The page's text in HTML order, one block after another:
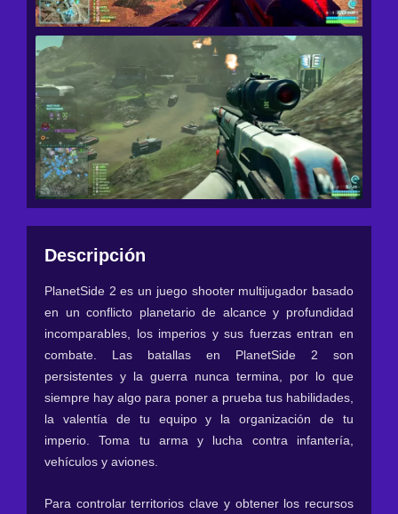
Descripción
PlanetSide 2 es un juego shooter multijugador basado
en un conflicto planetario de alcance y profundidad
incomparables, los imperios y sus fuerzas entran en
combate. Las batallas en PlanetSide 2 son
persistentes y la guerra nunca termina, por lo que
siempre hay algo para poner a prueba tus habilidades,
la valentía de tu equipo y la organización de tu
imperio. Toma tu arma y lucha contra infantería,
vehículos y aviones.
Para controlar territorios clave y obtener los recursos